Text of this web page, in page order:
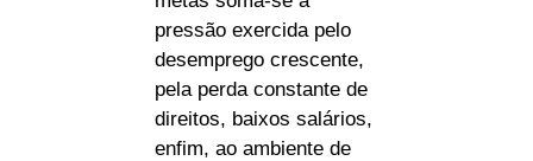
pressão exercida pelo
desemprego crescente,
pela perda constante de
direitos, baixos salários,
enfim, ao ambiente de